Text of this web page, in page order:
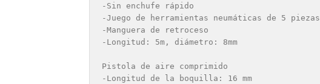
-Sin enchufe rápido
-Juego de herramientas neumáticas de 5 piezas
-Manguera de retroceso
-Longitud: 5m, diámetro: 8mm
Pistola de aire comprimido
-Longitud de la boquilla: 16 mm